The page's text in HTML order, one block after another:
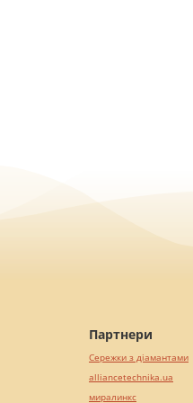
Партнери
Сережки з діамантами
alliancetechnika.ua
миралинкс